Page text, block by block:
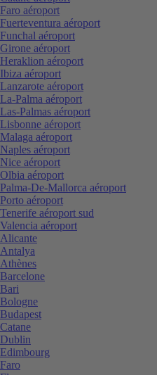
Faro aéroport
Fuerteventura aéroport
Funchal aéroport
Girone aéroport
Heraklion aéroport
Ibiza aéroport
Lanzarote aéroport
La-Palma aéroport
Las-Palmas aéroport
Lisbonne aéroport
Malaga aéroport
Naples aéroport
Nice aéroport
Olbia aéroport
Palma-De-Mallorca aéroport
Porto aéroport
Tenerife aéroport sud
Valencia aéroport
Alicante
Antalya
Athènes
Barcelone
Bari
Bologne
Budapest
Catane
Dublin
Edimbourg
Faro